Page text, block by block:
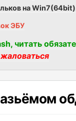
на Win7(64bit)
ЭБУ
читать